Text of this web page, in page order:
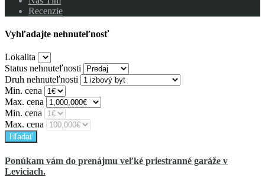
Recenzie
Vyhľadajte nehnuteľnosť
Lokalita
Status nehnuteľnosti
Druh nehnuteľnosti
Min. cena
Max. cena
Min. cena
Max. cena
Ponúkam vám do prenájmu veľké priestranné garáže v
Leviciach.